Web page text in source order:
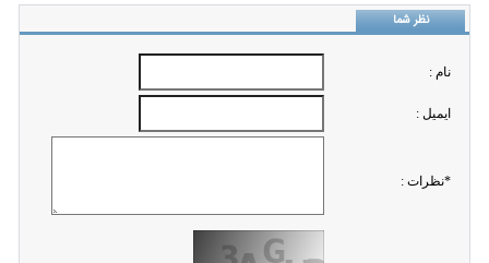
نظر شما
نام :
ايميل :
*نظرات :